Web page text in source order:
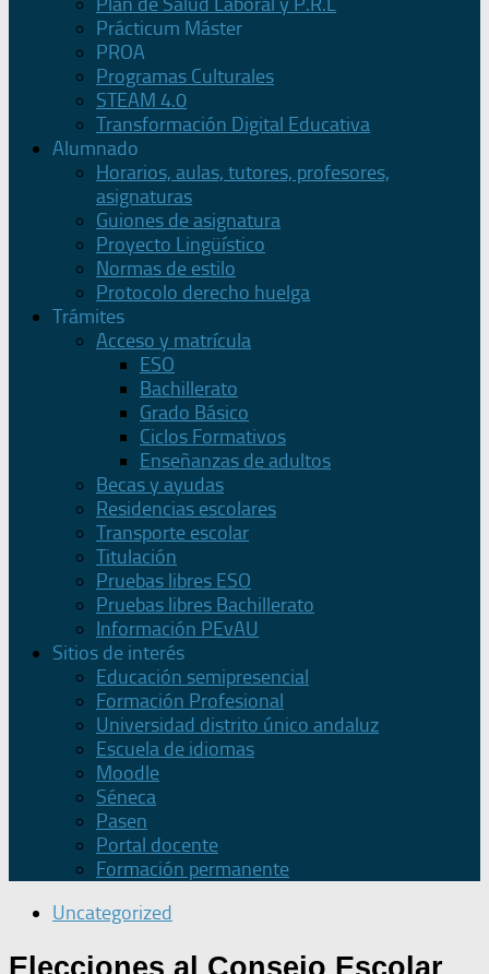
Prácticum Máster
PROA
Programas Culturales
STEAM 4.0
Transformación Digital Educativa
Alumnado
Horarios, aulas, tutores, profesores,
asignaturas
Guiones de asignatura
Proyecto Lingüístico
Normas de estilo
Protocolo derecho huelga
Trámites
Acceso y matrícula
ESO
Bachillerato
Grado Básico
Ciclos Formativos
Enseñanzas de adultos
Becas y ayudas
Residencias escolares
Transporte escolar
Titulación
Pruebas libres ESO
Pruebas libres Bachillerato
Información PEvAU
Sitios de interés
Educación semipresencial
Formación Profesional
Universidad distrito único andaluz
Escuela de idiomas
Moodle
Séneca
Pasen
Portal docente
Formación permanente
Uncategorized
Elecciones al Consejo Escolar